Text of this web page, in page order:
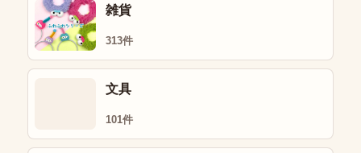
雑貨
313件
文具
101件